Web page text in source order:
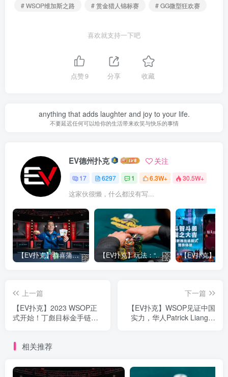
# WSOP维加斯之路
# 赏金猎人锦标赛 # GG微型狂欢赛
喜欢就支持一下吧
点赞9 分享 收藏
anything that adds laughter and joy to your life.
不要延迟任何可以给你的生活带来欢笑与快乐的事情
EV德州扑克 关注
17 6297 1 6.3W+ 30.5W+
这家伙很懒，什么都没有写...
【EV扑克】恭喜蒲蔚然赛事#65夺冠，收获国人2023WSOP第六条金手链，奖金93万刀！ 【EV扑克】玩法：“松弱鱼/松凶鱼打法”的基本攻略
上一篇
【EV扑克】2023 WSOP正
式开始！丁彪目标金手链，
下一篇
【EV扑克】WSOP见证中国
实力，华人Patrick Liang抽
相关推荐